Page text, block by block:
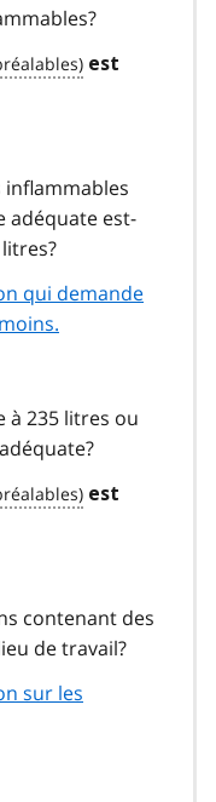
est
adéquate est-
qui demande
à 235 litres ou
est
contenant des
de travail?
sur les